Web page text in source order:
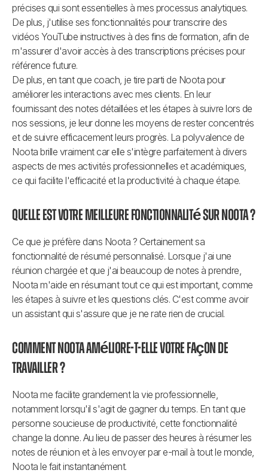
précises qui sont essentielles à mes processus analytiques.
De plus, j'utilise ses fonctionnalités pour transcrire des
vidéos YouTube instructives à des fins de formation, afin de
m'assurer d'avoir accès à des transcriptions précises pour
référence future.
De plus, en tant que coach, je tire parti de Noota pour
améliorer les interactions avec mes clients. En leur
fournissant des notes détaillées et les étapes à suivre lors de
nos sessions, je leur donne les moyens de rester concentrés
et de suivre efficacement leurs progrès. La polyvalence de
Noota brille vraiment car elle s'intègre parfaitement à divers
aspects de mes activités professionnelles et académiques,
ce qui facilite l'efficacité et la productivité à chaque étape.
Quelle est votre meilleure fonctionnalité sur Noota ?
Ce que je préfère dans Noota ? Certainement sa
fonctionnalité de résumé personnalisé. Lorsque j'ai une
réunion chargée et que j'ai beaucoup de notes à prendre,
Noota m'aide en résumant tout ce qui est important, comme
les étapes à suivre et les questions clés. C'est comme avoir
un assistant qui s'assure que je ne rate rien de crucial.
Comment Noota améliore-t-elle votre façon de
travailler ?
Noota me facilite grandement la vie professionnelle,
notamment lorsqu'il s'agit de gagner du temps. En tant que
personne soucieuse de productivité, cette fonctionnalité
change la donne. Au lieu de passer des heures à résumer les
notes de réunion et à les envoyer par e-mail à tout le monde,
Noota le fait instantanément.